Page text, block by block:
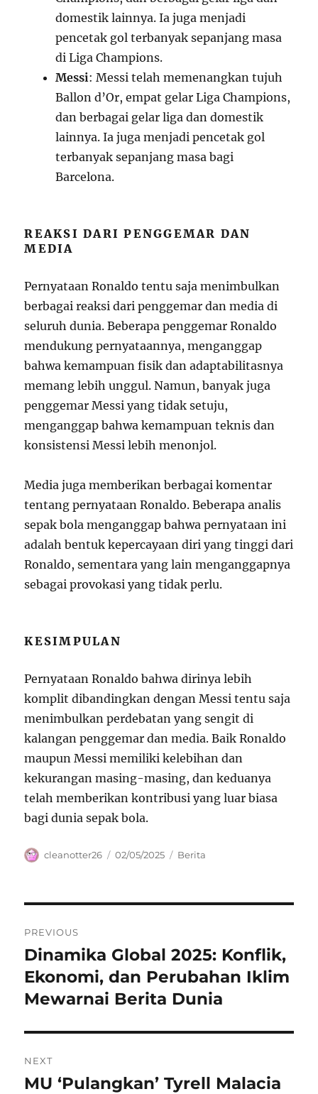
domestik lainnya. Ia juga menjadi
pencetak gol terbanyak sepanjang masa
di Liga Champions.
Messi: Messi telah memenangkan tujuh
Ballon d’Or, empat gelar Liga Champions,
dan berbagai gelar liga dan domestik
lainnya. Ia juga menjadi pencetak gol
terbanyak sepanjang masa bagi
Barcelona.
REAKSI DARI PENGGEMAR DAN
MEDIA
Pernyataan Ronaldo tentu saja menimbulkan
berbagai reaksi dari penggemar dan media di
seluruh dunia. Beberapa penggemar Ronaldo
mendukung pernyataannya, menganggap
bahwa kemampuan fisik dan adaptabilitasnya
memang lebih unggul. Namun, banyak juga
penggemar Messi yang tidak setuju,
menganggap bahwa kemampuan teknis dan
konsistensi Messi lebih menonjol.
Media juga memberikan berbagai komentar
tentang pernyataan Ronaldo. Beberapa analis
sepak bola menganggap bahwa pernyataan ini
adalah bentuk kepercayaan diri yang tinggi dari
Ronaldo, sementara yang lain menganggapnya
sebagai provokasi yang tidak perlu.
KESIMPULAN
Pernyataan Ronaldo bahwa dirinya lebih
komplit dibandingkan dengan Messi tentu saja
menimbulkan perdebatan yang sengit di
kalangan penggemar dan media. Baik Ronaldo
maupun Messi memiliki kelebihan dan
kekurangan masing-masing, dan keduanya
telah memberikan kontribusi yang luar biasa
bagi dunia sepak bola.
Author
cleanotter26
Posted
02/05/2025 Categories
Berita
pos
PREVIOUS
Previous
post:
Dinamika Global 2025: Konflik,
Ekonomi, dan Perubahan Iklim
Mewarnai Berita Dunia
NEXT
Next
MU ‘Pulangkan’ Tyrell Malacia